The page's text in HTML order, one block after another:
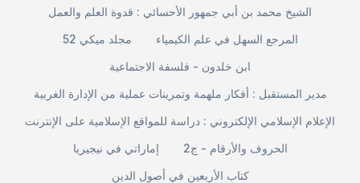
الشيخ محمد بن أبي جمهور الأحسائي : قدوة العلم والعمل
مجلد ميكي 52
المرجع السهل في علم الكيمياء
ابن خلدون - فلسفة الاجتماعية
مدير المستقبل : أفكار ملهمة وتمرينات عملية من الإدارة الغربية
الإعلام الإسلامي الإلكتروني : دراسة للمواقع الإسلامية على الإنترنت
إماراتي في نيجيريا
الحروف والأرقام - ج2
كتاب الأربعين في أصول الدين